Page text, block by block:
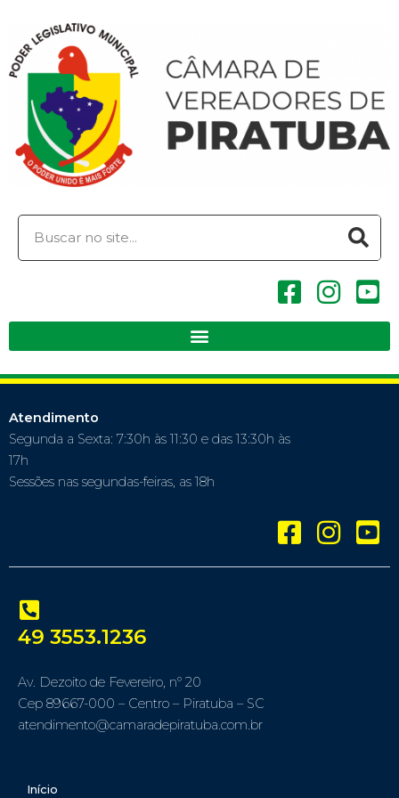
Atendimento
Segunda a Sexta: 7:30h às 11:30 e das 13:30h às
17h
Sessões nas segundas-feiras, as 18h
49 3553.1236
Av. Dezoito de Fevereiro, nº 20
Cep 89667-000 – Centro – Piratuba – SC
atendimento@camaradepiratuba.com.br
Início